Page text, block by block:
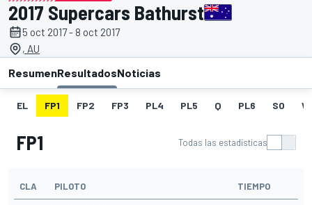
presentado por
2017 Supercars Bathurst
5 oct 2017 - 8 oct 2017
, AU
ResumenResultadosNoticias
EL FP1 FP2 FP3 PL4 PL5 Q PL6 SO W
FP1 Todas las estadísticas
CLA PILOTO TIEMPO